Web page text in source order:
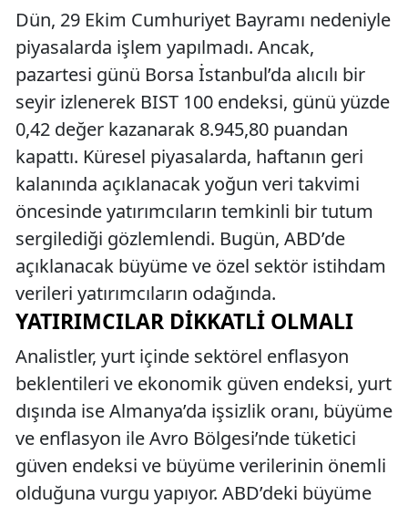
Dün, 29 Ekim Cumhuriyet Bayramı nedeniyle
piyasalarda işlem yapılmadı. Ancak,
pazartesi günü Borsa İstanbul’da alıcılı bir
seyir izlenerek BIST 100 endeksi, günü yüzde
0,42 değer kazanarak 8.945,80 puandan
kapattı. Küresel piyasalarda, haftanın geri
kalanında açıklanacak yoğun veri takvimi
öncesinde yatırımcıların temkinli bir tutum
sergilediği gözlemlendi. Bugün, ABD’de
açıklanacak büyüme ve özel sektör istihdam
verileri yatırımcıların odağında.
YATIRIMCILAR DIKKATLI OLMALI
Analistler, yurt içinde sektörel enflasyon
beklentileri ve ekonomik güven endeksi, yurt
dışında ise Almanya’da işsizlik oranı, büyüme
ve enflasyon ile Avro Bölgesi’nde tüketici
güven endeksi ve büyüme verilerinin önemli
olduğuna vurgu yapıyor. ABD’deki büyüme